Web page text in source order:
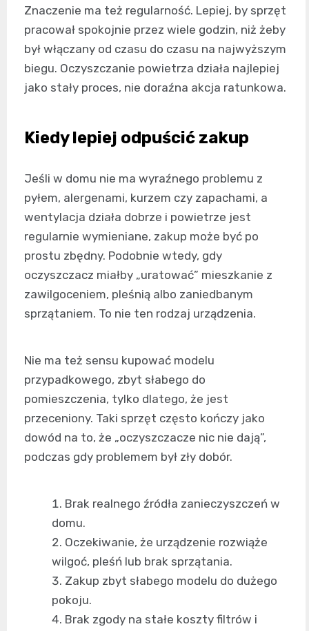
Znaczenie ma też regularność. Lepiej, by sprzęt
pracował spokojnie przez wiele godzin, niż żeby
był włączany od czasu do czasu na najwyższym
biegu. Oczyszczanie powietrza działa najlepiej
jako stały proces, nie doraźna akcja ratunkowa.
Kiedy lepiej odpuścić zakup
Jeśli w domu nie ma wyraźnego problemu z
pyłem, alergenami, kurzem czy zapachami, a
wentylacja działa dobrze i powietrze jest
regularnie wymieniane, zakup może być po
prostu zbędny. Podobnie wtedy, gdy
oczyszczacz miałby „uratować” mieszkanie z
zawilgoceniem, pleśnią albo zaniedbanym
sprzątaniem. To nie ten rodzaj urządzenia.
Nie ma też sensu kupować modelu
przypadkowego, zbyt słabego do
pomieszczenia, tylko dlatego, że jest
przeceniony. Taki sprzęt często kończy jako
dowód na to, że „oczyszczacze nic nie dają”,
podczas gdy problemem był zły dobór.
Brak realnego źródła zanieczyszczeń w
domu.
Oczekiwanie, że urządzenie rozwiąże
wilgoć, pleśń lub brak sprzątania.
Zakup zbyt słabego modelu do dużego
pokoju.
Brak zgody na stałe koszty filtrów i